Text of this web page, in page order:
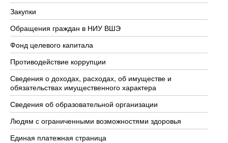
Закупки
Обращения граждан в НИУ ВШЭ
Фонд целевого капитала
Противодействие коррупции
Сведения о доходах, расходах, об имуществе и
обязательствах имущественного характера
Сведения об образовательной организации
Людям с ограниченными возможностями здоровья
Единая платежная страница